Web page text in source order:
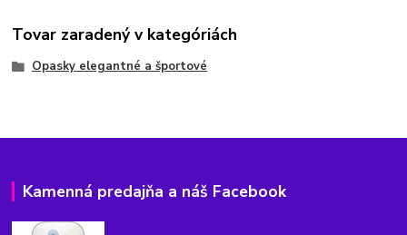
Tovar zaradený v kategóriách
Opasky elegantné a športové
Kamenná predajňa a náš Facebook